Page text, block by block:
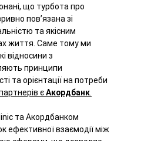
що турбота про
пов’язана зі
та якісним
життя. Саме тому ми
відносини з
принципи
та орієнтації на потреби
єАкордбанк
та Акордбанком
ефективної взаємодії між